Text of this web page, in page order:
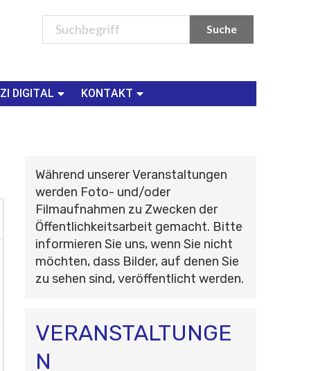
ZI DIGITAL
KONTAKT
Während unserer Veranstaltungen
werden Foto- und/oder
Filmaufnahmen zu Zwecken der
Öffentlichkeitsarbeit gemacht. Bitte
informieren Sie uns, wenn Sie nicht
möchten, dass Bilder, auf denen Sie
zu sehen sind, veröffentlicht werden.
VERANSTALTUNGE
N